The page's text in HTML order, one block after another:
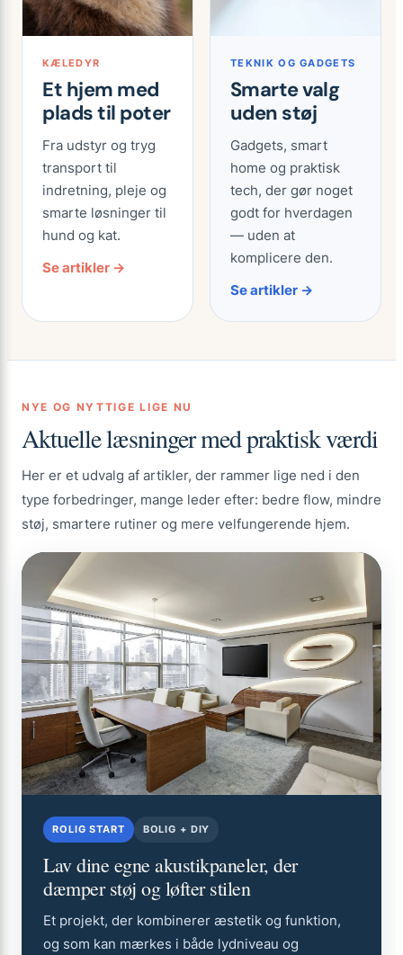
KÆLEDYR
Et hjem med
plads til poter
Fra udstyr og tryg
transport til
indretning, pleje og
smarte løsninger til
hund og kat.
Se artikler →
TEKNIK OG GADGETS
Smarte valg
uden støj
Gadgets, smart
home og praktisk
tech, der gør noget
godt for hverdagen
— uden at
komplicere den.
Se artikler →
NYE OG NYTTIGE LIGE NU
Aktuelle læsninger med praktisk værdi
Her er et udvalg af artikler, der rammer lige ned i den
type forbedringer, mange leder efter: bedre flow, mindre
støj, smartere rutiner og mere velfungerende hjem.
ROLIG START BOLIG + DIY
Lav dine egne akustikpaneler, der
dæmper støj og løfter stilen
Et projekt, der kombinerer æstetik og funktion,
og som kan mærkes i både lydniveau og